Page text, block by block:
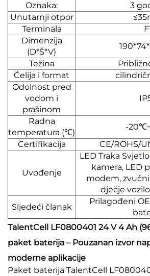
Oznaka:
3
Unutarnji otpor
Terminala
Dimenzija
(D*Š*V)
Težina
Ćelija i format
Odolnost pred
vodom i
prašinom
Radna
temperatura (℃)
-
Certifikacija
CE/ROHS/
Uvođenje
LED Traka Svjetlo
kamera, LED
modem,
dječje
Sljedeći članak
Prilagođeni
TalentCell LF0800401 24 V 4 Ah
paket baterija – Pouzanan izvor
moderne aplikacije
Paket baterija TalentCell